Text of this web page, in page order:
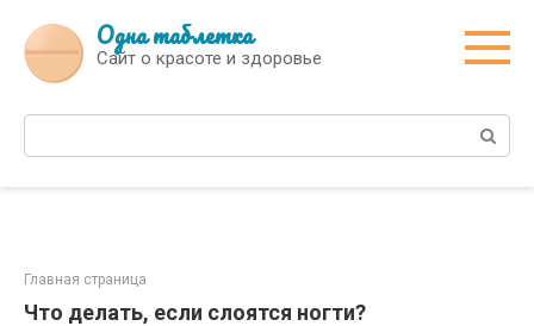
контенту
Одна таблетка
Сайт о красоте и здоровье
Поиск:
Главная страница
Что делать, если слоятся ногти?